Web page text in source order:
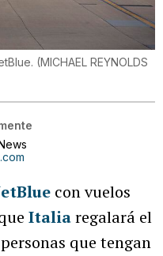
(MICHAEL REYNOLDS
con vuelos
Italiaregalará el
que tengan